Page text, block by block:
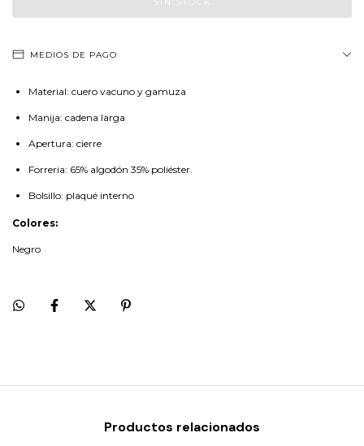
MEDIOS DE PAGO
Material: cuero vacuno y gamuza
Manija: cadena larga
Apertura: cierre
Forreria: 65% algodón 35% poliéster.
Bolsillo: plaqué interno
Colores:
Negro
Productos relacionados